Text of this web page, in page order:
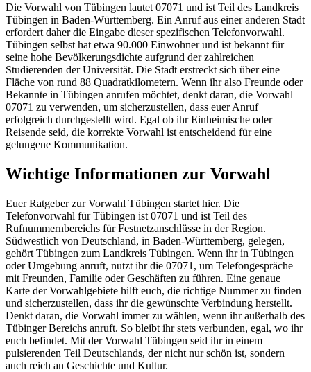
Die Vorwahl von Tübingen lautet 07071 und ist Teil des Landkreis
Tübingen in Baden-Württemberg. Ein Anruf aus einer anderen Stadt
erfordert daher die Eingabe dieser spezifischen Telefonvorwahl.
Tübingen selbst hat etwa 90.000 Einwohner und ist bekannt für
seine hohe Bevölkerungsdichte aufgrund der zahlreichen
Studierenden der Universität. Die Stadt erstreckt sich über eine
Fläche von rund 88 Quadratkilometern. Wenn ihr also Freunde oder
Bekannte in Tübingen anrufen möchtet, denkt daran, die Vorwahl
07071 zu verwenden, um sicherzustellen, dass euer Anruf
erfolgreich durchgestellt wird. Egal ob ihr Einheimische oder
Reisende seid, die korrekte Vorwahl ist entscheidend für eine
gelungene Kommunikation.
Wichtige Informationen zur Vorwahl
Euer Ratgeber zur Vorwahl Tübingen startet hier. Die
Telefonvorwahl für Tübingen ist 07071 und ist Teil des
Rufnummernbereichs für Festnetzanschlüsse in der Region.
Südwestlich von Deutschland, in Baden-Württemberg, gelegen,
gehört Tübingen zum Landkreis Tübingen. Wenn ihr in Tübingen
oder Umgebung anruft, nutzt ihr die 07071, um Telefongespräche
mit Freunden, Familie oder Geschäften zu führen. Eine genaue
Karte der Vorwahlgebiete hilft euch, die richtige Nummer zu finden
und sicherzustellen, dass ihr die gewünschte Verbindung herstellt.
Denkt daran, die Vorwahl immer zu wählen, wenn ihr außerhalb des
Tübinger Bereichs anruft. So bleibt ihr stets verbunden, egal, wo ihr
euch befindet. Mit der Vorwahl Tübingen seid ihr in einem
pulsierenden Teil Deutschlands, der nicht nur schön ist, sondern
auch reich an Geschichte und Kultur.